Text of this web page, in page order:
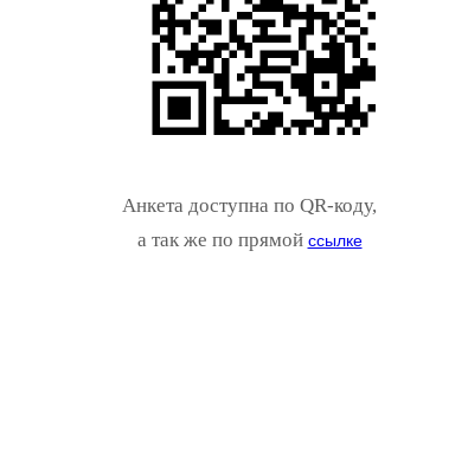
Анкета доступна по QR-коду,
а так же по прямой ссылке